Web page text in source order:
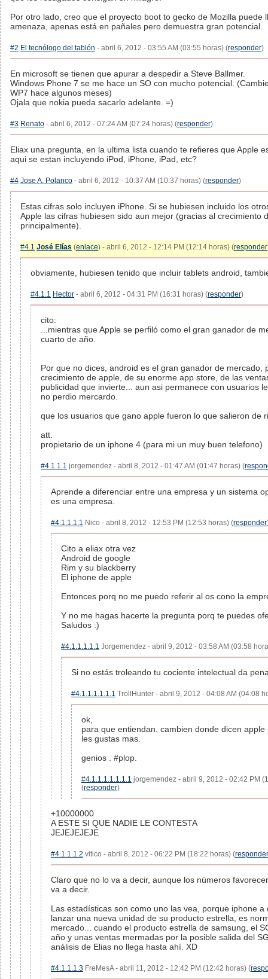
Por otro lado, creo que el proyecto boot to gecko de Mozilla puede
amenaza, apenas está en pañales pero demuestra gran potencial.
#2 El tecnólogo del tablón - abril 6, 2012 - 03:55 AM (03:55 horas) (responder)
En microsoft se tienen que apurar a despedir a Steve Ballmer.
Windows Phone 7 se me hace un SO con mucho potencial.
WP7 hace algunos meses)
Ojala que nokia pueda sacarlo adelante. =)
#3 Renato - abril 6, 2012 - 07:24 AM (07:24 horas) (responder)
Eliax una pregunta, en la ultima lista cuando te refieres que Apple
aqui se estan incluyendo iPod, iPhone, iPad, etc?
#4 Jose A. Polanco - abril 6, 2012 - 10:37 AM (10:37 horas) (responder)
Estas cifras solo incluyen iPhone. Si se hubiesen incluido los
Apple las cifras hubiesen sido aun mejor (gracias al crecimiento
principalmente).
#4.1 José Elías (enlace) - abril 6, 2012 - 12:14 PM (12:14 horas) (responder
obviamente, hubiesen tenido que incluir tablets android,
#4.1.1 Hector - abril 6, 2012 - 04:31 PM (16:31 horas) (responder)
cito:
...mientras que Apple se perfiló como el gran ganador de
cuarto de año.
Por que no dices, android es el gran ganador de mercado,
crecimiento de apple, de su enorme app store, de las
publicidad que invierte... aun asi permanece con usuarios
no perdio mercardo.
que los usuarios que gano apple fueron lo que salieron de
att.
propietario de un iphone 4 (para mi un muy buen telefono)
#4.1.1.1 jorgemendez - abril 8, 2012 - 01:47 AM (01:47 horas) (
Aprende a diferenciar entre una empresa y un sistema
es una empresa.
#4.1.1.1.1 Nico - abril 8, 2012 - 12:53 PM (12:53 horas) (responder
Cito a eliax otra vez
Android de google
Rim y su blackberry
El iphone de apple
Entonces porq no me puedo referir al os cono la
Y no me hagas hacerte la pregunta porq te puedes
Saludos :)
#4.1.1.1.1.1 Jorgemendez - abril 9, 2012 - 03:58 AM (03:58
Si no estás troleando tu cociente intelectual da
#4.1.1.1.1.1.1 TrollHunter - abril 9, 2012 - 04:08 AM (04:08
ok,
para que entiendan. cambien donde dicen
les gustas mas.
genios . #plop.
#4.1.1.1.1.1.1.1 jorgemendez - abril 9, 2012 - 02:42 PM
(responder)
+10000000
A ESTE SI QUE NADIE LE CONTESTA
JEJEJEJEJE
#4.1.1.1.2 vitico - abril 8, 2012 - 06:22 PM (18:22 horas) (responder
Claro que no lo va a decir, aunque los números
va a decir.
Las estadísticas son como uno las vea, porque iphone a
lanzar una nueva unidad de su producto estrella, es
mercado... cuando el producto estrella de samsung, el
año y unas ventas mermadas por la posible salida del
análisis de Elias no llega hasta ahí. XD
#4.1.1.1.3 FreMesA - abril 11, 2012 - 12:42 PM (12:42 horas) (